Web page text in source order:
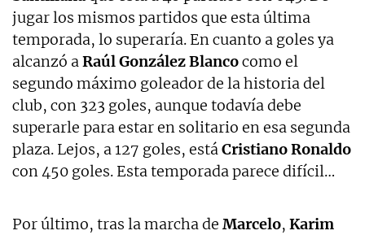
jugar los mismos partidos que esta última
temporada, lo superaría. En cuanto a goles ya
alcanzó aRaúl González Blancocomo el
segundo máximo goleador de la historia del
club, con 323 goles, aunque todavía debe
superarle para estar en solitario en esa segunda
plaza. Lejos, a 127 goles, estáCristiano Ronaldo
con 450 goles. Esta temporada parece difícil…
Por último, tras la marcha de Marcelo, Karim